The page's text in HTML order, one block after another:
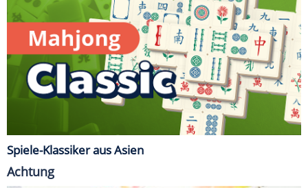
Spiele-Klassiker aus Asien
Achtung